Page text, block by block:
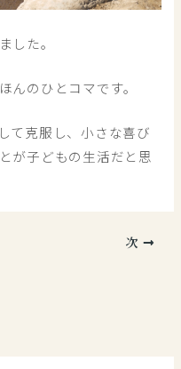
した。
んのひとコマです。
て克服し、小さな喜び
が子どもの生活だと思
次